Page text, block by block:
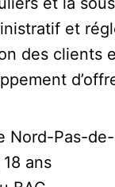
et
des clients
Nord-Pas-
ans